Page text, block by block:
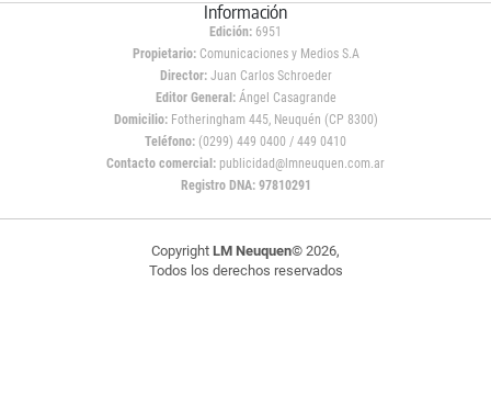
Información
Edición: 6951
Propietario:Comunicaciones y Medios S.A
Director: Juan Carlos Schroeder
Editor General:Ángel Casagrande
Domicilio:Fotheringham 445, Neuquén (CP 8300)
Teléfono: (0299) 449 0400 / 449 0410
Contacto comercial: publicidad@lmneuquen.com.ar
Registro DNA: 97810291
Copyright LM Neuquen© 2026,
Todos los derechos reservados